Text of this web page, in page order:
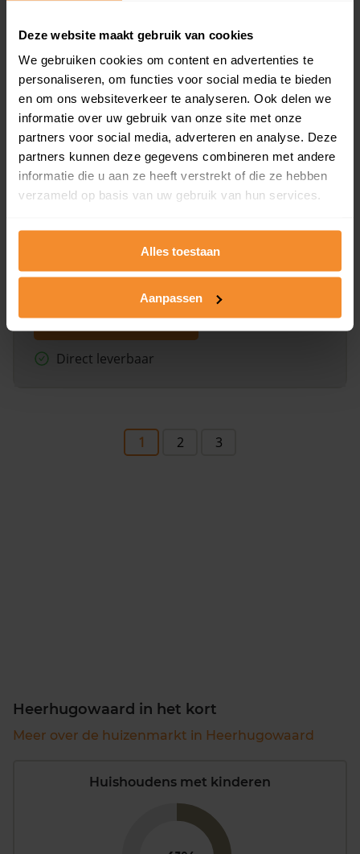
Deze website maakt gebruik van cookies
We gebruiken cookies om content en advertenties te
personaliseren, om functies voor social media te bieden
en om ons websiteverkeer te analyseren. Ook delen we
informatie over uw gebruik van onze site met onze
partners voor social media, adverteren en analyse. Deze
partners kunnen deze gegevens combineren met andere
informatie die u aan ze heeft verstrekt of die ze hebben
verzameld op basis van uw gebruik van hun services.
Alles toestaan
Aanpassen
Bekijk product
Direct leverbaar
Kadastrale kaart pakket
Alleen globale ligging perceel
Bekijk product
Direct leverbaar
1 2 3
Heerhugowaard in het kort
Meer over de huizenmarkt in Heerhugowaard
Huishoudens met kinderen